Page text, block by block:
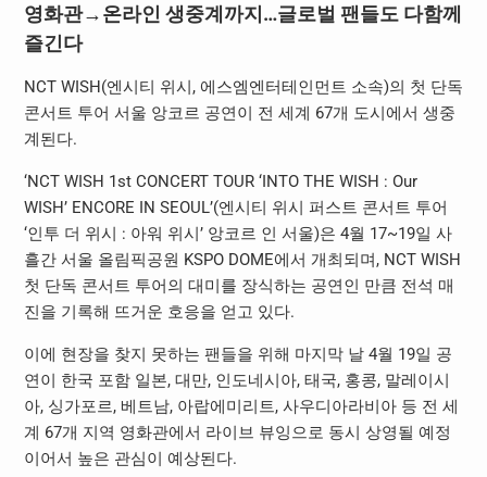
영화관→온라인 생중계까지…글로벌 팬들도 다함께
즐긴다
NCT WISH(엔시티 위시, 에스엠엔터테인먼트 소속)의 첫 단독
콘서트 투어 서울 앙코르 공연이 전 세계 67개 도시에서 생중
계된다.
‘NCT WISH 1st CONCERT TOUR ‘INTO THE WISH : Our
WISH’ ENCORE IN SEOUL’(엔시티 위시 퍼스트 콘서트 투어
‘인투 더 위시 : 아워 위시’ 앙코르 인 서울)은 4월 17~19일 사
흘간 서울 올림픽공원 KSPO DOME에서 개최되며, NCT WISH
첫 단독 콘서트 투어의 대미를 장식하는 공연인 만큼 전석 매
진을 기록해 뜨거운 호응을 얻고 있다.
이에 현장을 찾지 못하는 팬들을 위해 마지막 날 4월 19일 공
연이 한국 포함 일본, 대만, 인도네시아, 태국, 홍콩, 말레이시
아, 싱가포르, 베트남, 아랍에미리트, 사우디아라비아 등 전 세
계 67개 지역 영화관에서 라이브 뷰잉으로 동시 상영될 예정
이어서 높은 관심이 예상된다.